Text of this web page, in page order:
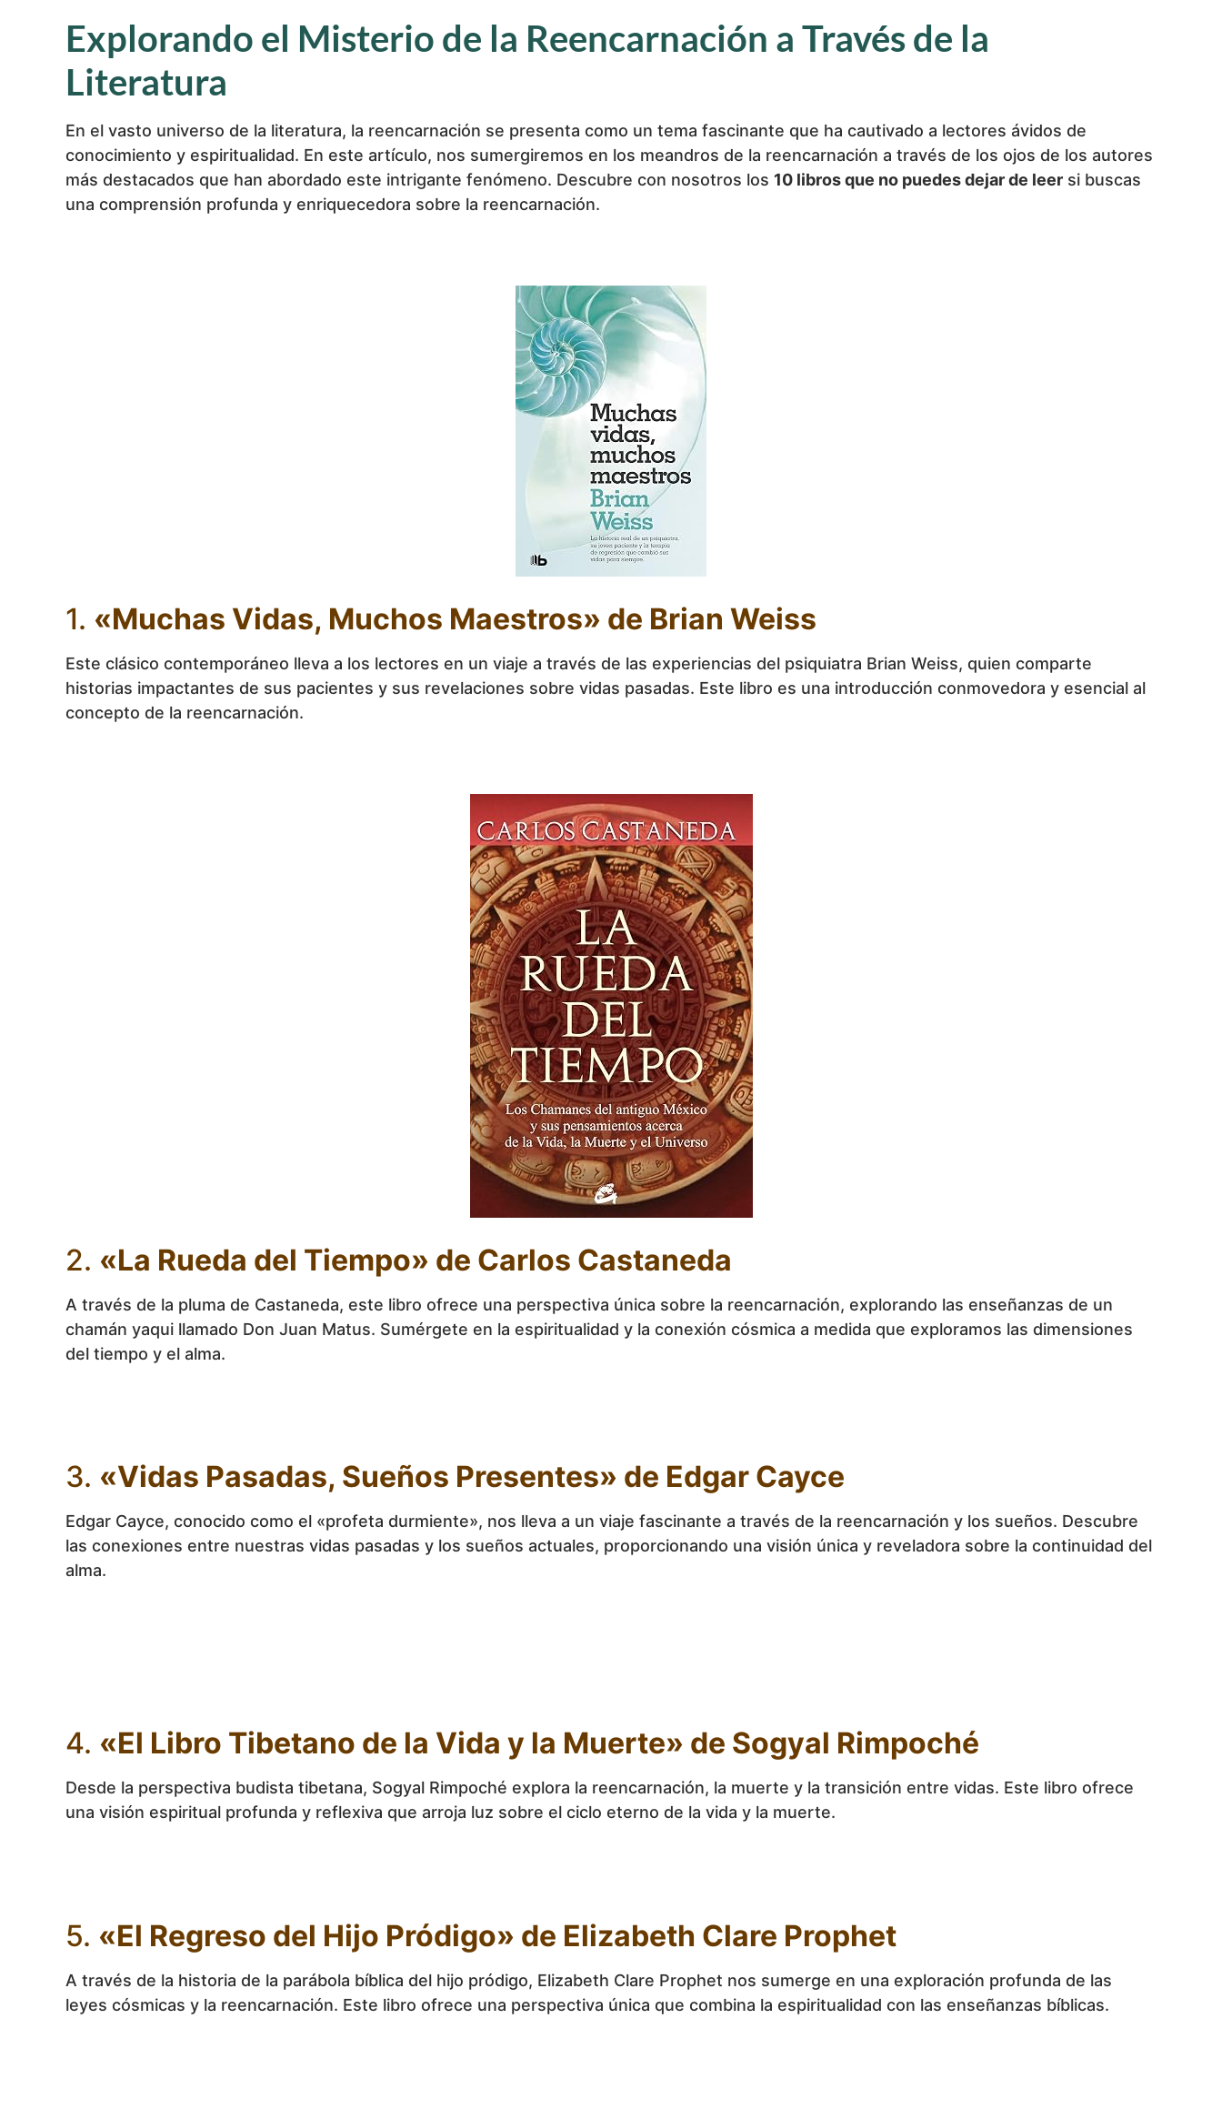
Explorando el Misterio de la Reencarnación a Través de la
Literatura
En el vasto universo de la literatura, la reencarnación se presenta como un tema fascinante que ha cautivado a lectores ávidos de
conocimiento y espiritualidad. En este artículo, nos sumergiremos en los meandros de la reencarnación a través de los ojos de los autores
más destacados que han abordado este intrigante fenómeno. Descubre con nosotros los 10 libros que no puedes dejar de leer si buscas
una comprensión profunda y enriquecedora sobre la reencarnación.
1. «Muchas Vidas, Muchos Maestros» de Brian Weiss
Este clásico contemporáneo lleva a los lectores en un viaje a través de las experiencias del psiquiatra Brian Weiss, quien comparte
historias impactantes de sus pacientes y sus revelaciones sobre vidas pasadas. Este libro es una introducción conmovedora y esencial al
concepto de la reencarnación.
2. «La Rueda del Tiempo» de Carlos Castaneda
A través de la pluma de Castaneda, este libro ofrece una perspectiva única sobre la reencarnación, explorando las enseñanzas de un
chamán yaqui llamado Don Juan Matus. Sumérgete en la espiritualidad y la conexión cósmica a medida que exploramos las dimensiones
del tiempo y el alma.
3. «Vidas Pasadas, Sueños Presentes» de Edgar Cayce
Edgar Cayce, conocido como el «profeta durmiente», nos lleva a un viaje fascinante a través de la reencarnación y los sueños. Descubre
las conexiones entre nuestras vidas pasadas y los sueños actuales, proporcionando una visión única y reveladora sobre la continuidad del
alma.
4. «El Libro Tibetano de la Vida y la Muerte» de Sogyal Rimpoché
Desde la perspectiva budista tibetana, Sogyal Rimpoché explora la reencarnación, la muerte y la transición entre vidas. Este libro ofrece
una visión espiritual profunda y reflexiva que arroja luz sobre el ciclo eterno de la vida y la muerte.
5. «El Regreso del Hijo Pródigo» de Elizabeth Clare Prophet
A través de la historia de la parábola bíblica del hijo pródigo, Elizabeth Clare Prophet nos sumerge en una exploración profunda de las
leyes cósmicas y la reencarnación. Este libro ofrece una perspectiva única que combina la espiritualidad con las enseñanzas bíblicas.